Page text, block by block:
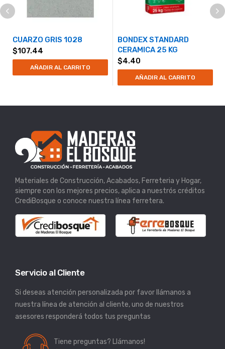
CUARZO GRIS 1028
$107.44
AÑADIR AL CARRITO
BONDEX STANDARD
CERAMICA 25 KG
$4.40
AÑADIR AL CARRITO
Materiales de Construcción, Acabados, Ferreteria y Hogar,
siempre con los mejores precios, aplica a nuestrós créditos
CrediBosque o conoce nuestra línea ferretera.
Servicio al Cliente
Si deseas atención personalizada por favor llámanos a
nuestra línea de atención al cliente, uno de nuestros
asesores responderá todos tus preguntas
Tiene preguntas? Llámanos!